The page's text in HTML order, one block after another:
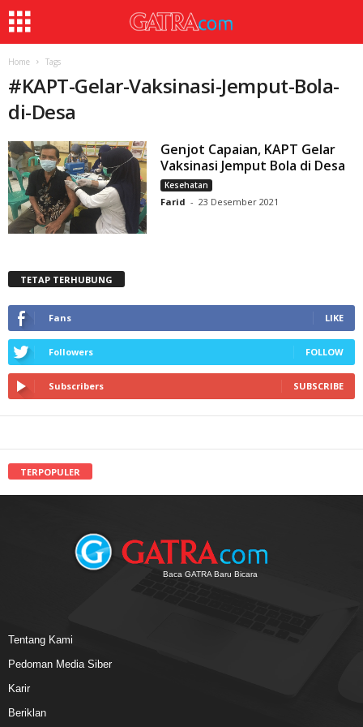
Home Tags
#KAPT-Gelar-Vaksinasi-Jemput-Bola-
di-Desa
Genjot Capaian, KAPT Gelar
Vaksinasi Jemput Bola di Desa
Kesehatan
Farid - 23 Desember 2021
TETAP TERHUBUNG
Fans LIKE
Followers FOLLOW
Subscribers SUBSCRIBE
TERPOPULER
Baca GATRA Baru Bicara
Tentang Kami
Pedoman Media Siber
Karir
Beriklan